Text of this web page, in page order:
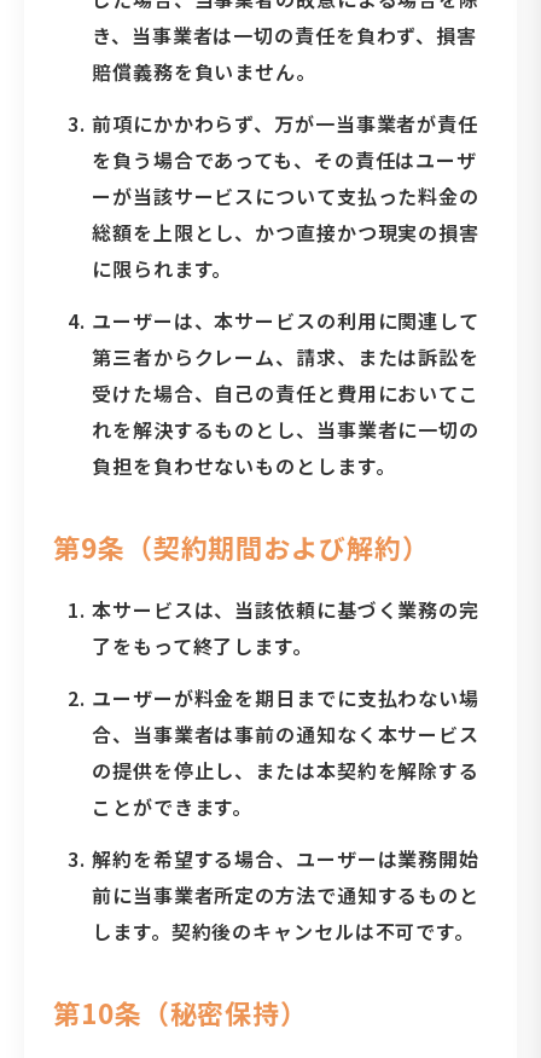
き、当事業者は一切の責任を負わず、損害
賠償義務を負いません。
前項にかかわらず、万が一当事業者が責任
を負う場合であっても、その責任はユーザ
ーが当該サービスについて支払った料金の
総額を上限とし、かつ直接かつ現実の損害
に限られます。
ユーザーは、本サービスの利用に関連して
第三者からクレーム、請求、または訴訟を
受けた場合、自己の責任と費用においてこ
れを解決するものとし、当事業者に一切の
負担を負わせないものとします。
第9条（契約期間および解約）
本サービスは、当該依頼に基づく業務の完
了をもって終了します。
ユーザーが料金を期日までに支払わない場
合、当事業者は事前の通知なく本サービス
の提供を停止し、または本契約を解除する
ことができます。
解約を希望する場合、ユーザーは業務開始
前に当事業者所定の方法で通知するものと
します。契約後のキャンセルは不可です。
第10条（秘密保持）